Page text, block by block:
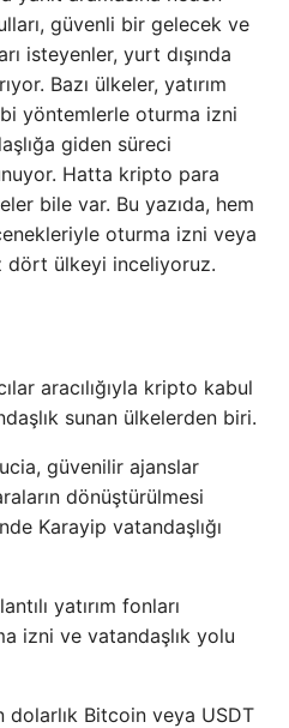
güvenli bir gelecek ve
isteyenler, yurt dışında
Bazı ülkeler, yatırım
yöntemlerle oturma izni
giden süreci
Hatta kripto para
bile var. Bu yazıda, hem
oturma izni veya
dört ülkeyi inceliyoruz.
aracılığıyla kripto kabul
sunan ülkelerden biri.
güvenilir ajanslar
dönüştürülmesi
Karayip vatandaşlığı
yatırım fonları
izni ve vatandaşlık yolu
dolarlık Bitcoin veya USDT